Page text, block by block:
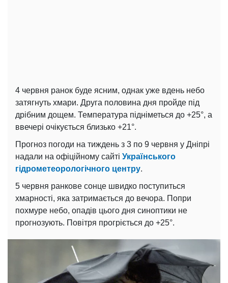
4 червня ранок буде ясним, однак уже вдень небо
затягнуть хмари. Друга половина дня пройде під
дрібним дощем. Температура підніметься до +25°, а
ввечері очікується близько +21°.
Прогноз погоди на тиждень з 3 по 9 червня у Дніпрі
надали на офіційному сайті Українського
гідрометеорологічного центру.
5 червня ранкове сонце швидко поступиться
хмарності, яка затримається до вечора. Попри
похмуре небо, опадів цього дня синоптики не
прогнозують. Повітря прогріється до +25°.